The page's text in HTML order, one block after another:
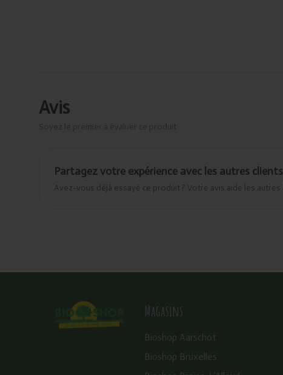
Avis
Partagez votre expérience avec les autres clients
Avez-vous déjà essayé ce produit ? Votre avis aide les
Magasins
Bioshop Aarschot
Bioshop Bruxelles